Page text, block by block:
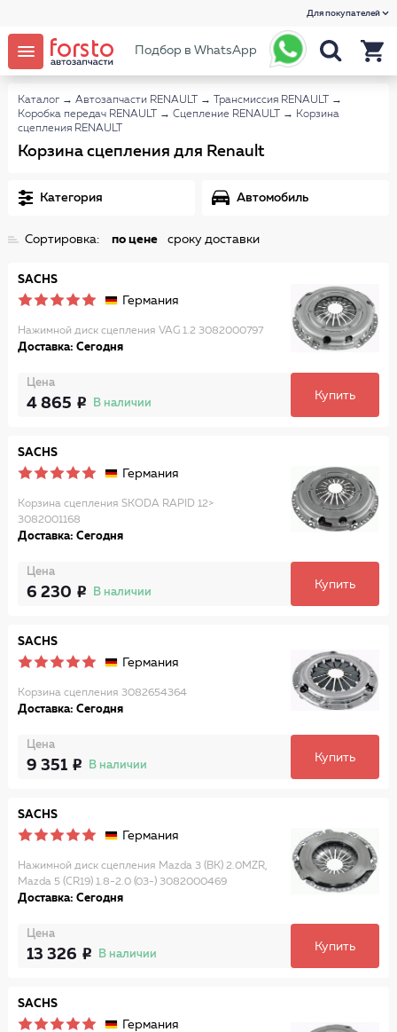
Для покупателей
Подбор в WhatsApp
Каталог → Автозапчасти RENAULT → Трансмиссия RENAULT
→
Коробка передач RENAULT
→ Сцепление RENAULT → Корзина
сцепления RENAULT
Корзина сцепления для Renault
Категория Автомобиль
Сортировка: по цене сроку доставки
SACHS
Германия
Нажимной диск сцепления VAG 1.2 3082000797
Доставка: Сегодня
Цена
4 865 В наличии
Купить
SACHS
Германия
Корзина сцепления SKODA RAPID 12>
3082001168
Доставка: Сегодня
Цена
6 230 В наличии
Купить
SACHS
Германия
Корзина сцепления 3082654364
Доставка: Сегодня
Цена
9 351 В наличии
Купить
SACHS
Германия
Нажимной диск сцепления Mazda 3 (BK) 2.0MZR,
Mazda 5 (CR19) 1.8-2.0 (03-) 3082000469
Доставка: Сегодня
Цена
13 326 В наличии
Купить
SACHS
Германия